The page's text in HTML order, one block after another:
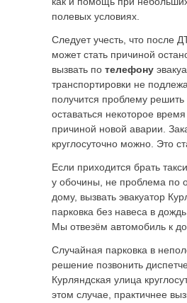
полевых условиях.
Следует учесть, что после
может стать причиной
вызвать по телефону
транспортировки не
получится проблему
оставаться некоторое
причиной новой аварии.
круглосуточно можно. Это
Если приходится брать
у обочины, не проблема по
дому, вызвать эвакуатор
парковка без навеса в
Мы отвезём автомобиль к
Случайная парковка в
решение позвонить
Курляндская улица
этом случае, практичнее